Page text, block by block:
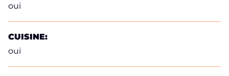
oui
CUISINE:
oui